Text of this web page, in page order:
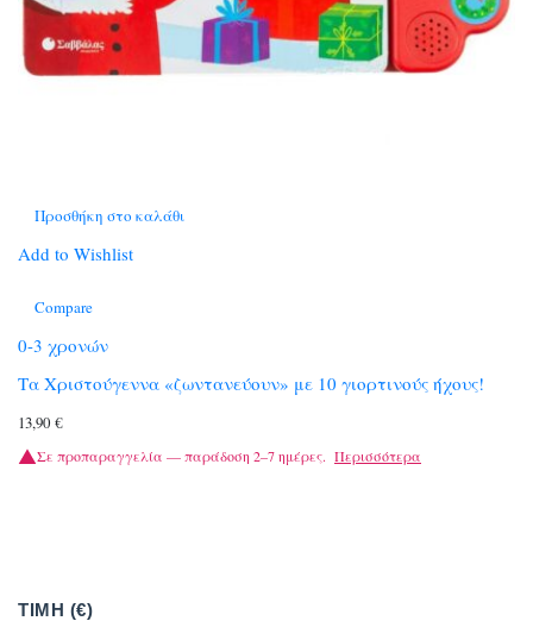
Προσθήκη στο καλάθι
Add to Wishlist
Compare
0-3 χρονών
Τα Χριστούγεννα «ζωντανεύουν» με 10 γιορτινούς ήχους!
13,90 €
Σε προπαραγγελία — παράδοση 2–7 ημέρες. Περισσότερα
ΤΙΜΉ (€)